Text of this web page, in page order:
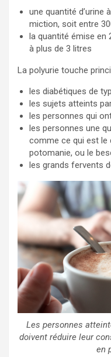
une quantité d’urine
miction, soit entre
la quantité émise en
à plus de 3 litres
La polyurie touche
les diabétiques de
les sujets atteints
les personnes qui
les personnes une
comme ce qui est le
potomanie, ou le
les grands fervents
Les personnes
doivent réduire leur
en